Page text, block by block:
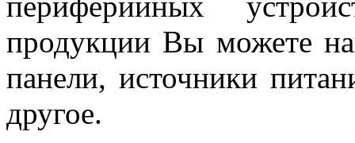
продукции Вы можете
панели, источники
другое.